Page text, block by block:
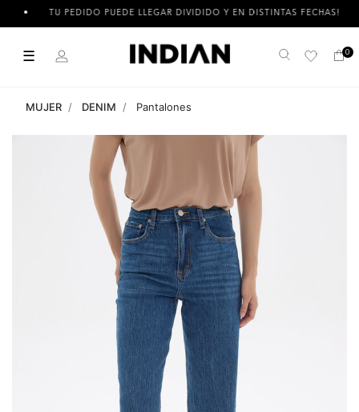
TU PEDIDO PUEDE LLEGAR DIVIDIDO Y EN DISTINTAS FECHAS!
☰ Buscar 0
MUJER DENIM Pantalones